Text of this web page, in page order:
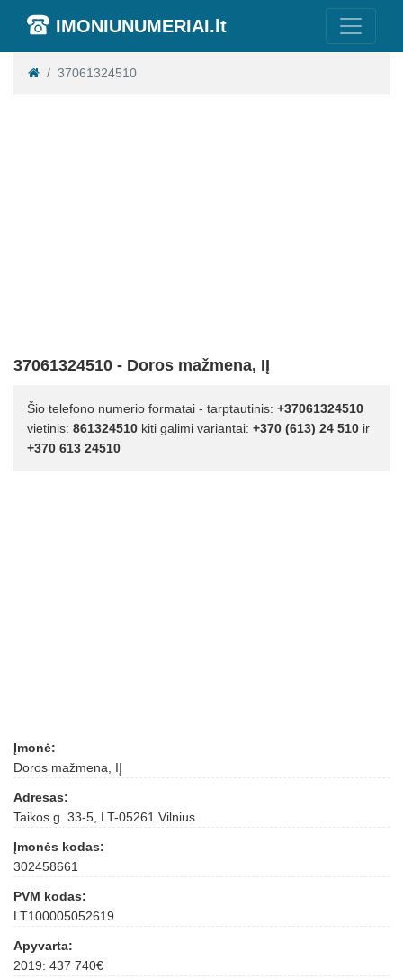
IMONIUNUMERIAI.lt
37061324510
37061324510 - Doros mažmena, IĮ
Šio telefono numerio formatai - tarptautinis: +37061324510
vietinis: 861324510 kiti galimi variantai: +370 (613) 24 510 ir
+370 613 24510
Įmonė:
Doros mažmena, IĮ
Adresas:
Taikos g. 33-5, LT-05261 Vilnius
Įmonės kodas:
302458661
PVM kodas:
LT100005052619
Apyvarta:
2019: 437 740€